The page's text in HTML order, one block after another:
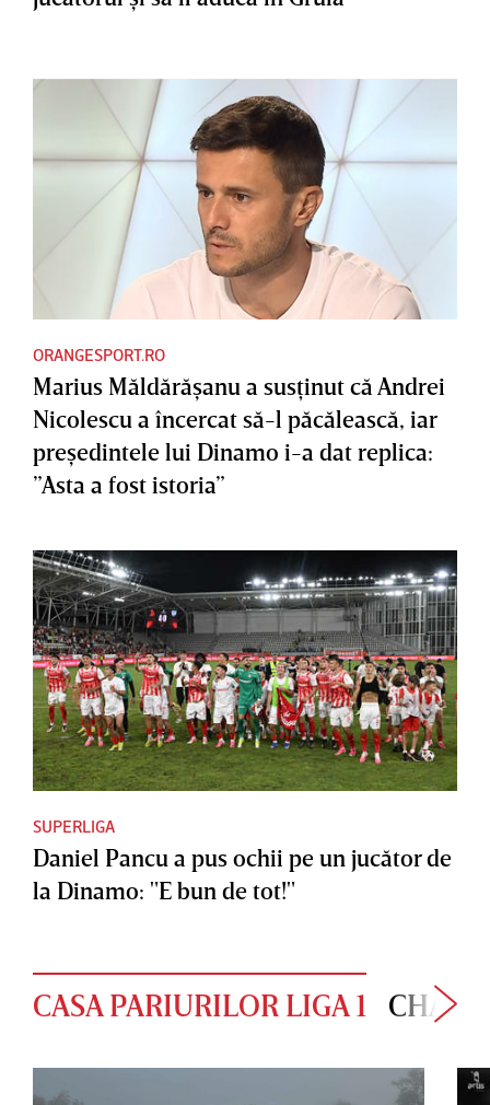
ORANGESPORT.RO
Marius Măldărăşanu a susţinut că Andrei
Nicolescu a încercat să-l păcălească, iar
preşedintele lui Dinamo i-a dat replica:
”Asta a fost istoria”
SUPERLIGA
Daniel Pancu a pus ochii pe un jucător de
la Dinamo: "E bun de tot!"
CASA PARIURILOR LIGA 1